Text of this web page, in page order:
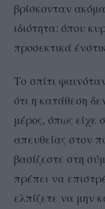
βρίσκονταν
ιδιότητα: όπου
προσεκτικά
Το σπίτι
ότι η κατάθεση
μέρος, όπως είχε
απευθείας στον
βασίζεστε στη
πρέπει να
ελπίζετε να μην